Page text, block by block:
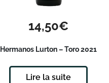
14,50€
Hermanos Lurton – Toro 2021
Lire la suite